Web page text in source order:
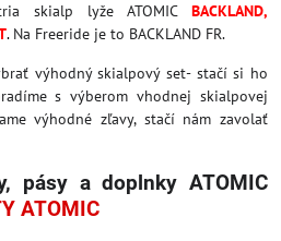
skialp lyže ATOMIC BACKLAND,
.Na Freeride je to BACKLAND FR.
výhodný skialpový set- stačí si ho
s výberom vhodnej skialpovej
výhodné zľavy, stačí nám zavolať
pásy a doplnky ATOMIC
ATOMIC